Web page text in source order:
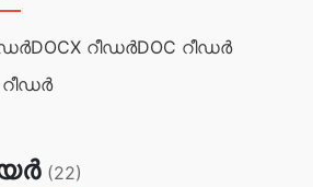
DOCX റീഡര്‍DOC റീഡർ
(22)